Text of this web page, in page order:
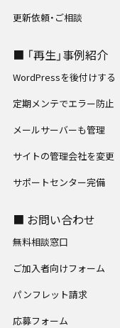
更新依頼・ご相談
■ 「再生」事例紹介
WordPressを後付けする
定期メンテでエラー防止
メールサーバーも管理
サイトの管理会社を変更
サポートセンター完備
■ お問い合わせ
無料相談窓口
ご加入者向けフォーム
パンフレット請求
応募フォーム